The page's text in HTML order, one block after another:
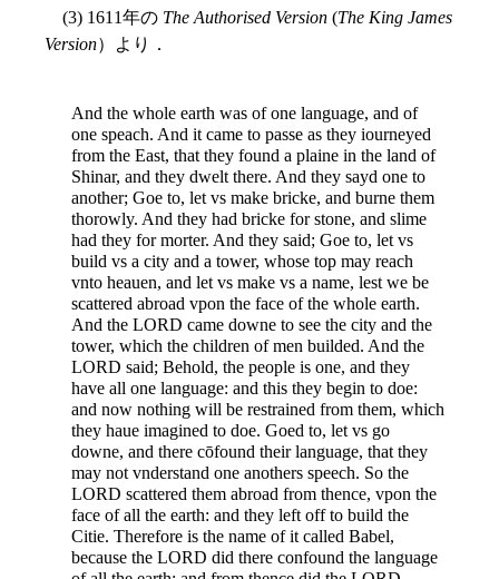
(3) 1611年の The Authorised Version (The King James
Version）より．
And the whole earth was of one language, and of
one speach. And it came to passe as they iourneyed
from the East, that they found a plaine in the land of
Shinar, and they dwelt there. And they sayd one to
another; Goe to, let vs make bricke, and burne them
thorowly. And they had bricke for stone, and slime
had they for morter. And they said; Goe to, let vs
build vs a city and a tower, whose top may reach
vnto heauen, and let vs make vs a name, lest we be
scattered abroad vpon the face of the whole earth.
And the LORD came downe to see the city and the
tower, which the children of men builded. And the
LORD said; Behold, the people is one, and they
have all one language: and this they begin to doe:
and now nothing will be restrained from them, which
they haue imagined to doe. Goed to, let vs go
downe, and there cōfound their language, that they
may not vnderstand one anothers speech. So the
LORD scattered them abroad from thence, vpon the
face of all the earth: and they left off to build the
Citie. Therefore is the name of it called Babel,
because the LORD did there confound the language